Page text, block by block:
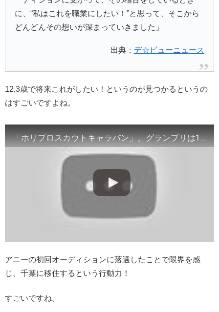
に、“私はこれを職業にしたい！”と思って、そこから
どんどんその想いが深まっていきました」
出典： デ☆ビューニュース
12,3歳で将来これがしたい！というのが見つかるというの
はすごいですよね。
「ホリプロスカウトキャラバン」、グランプリは13歳の山崎玲奈さん （オーディション／市村正親 宮本亞門）
アニーの初回オーディションに落選したことで限界を感
じ、千葉に移住するという行動力！
すごいですね。